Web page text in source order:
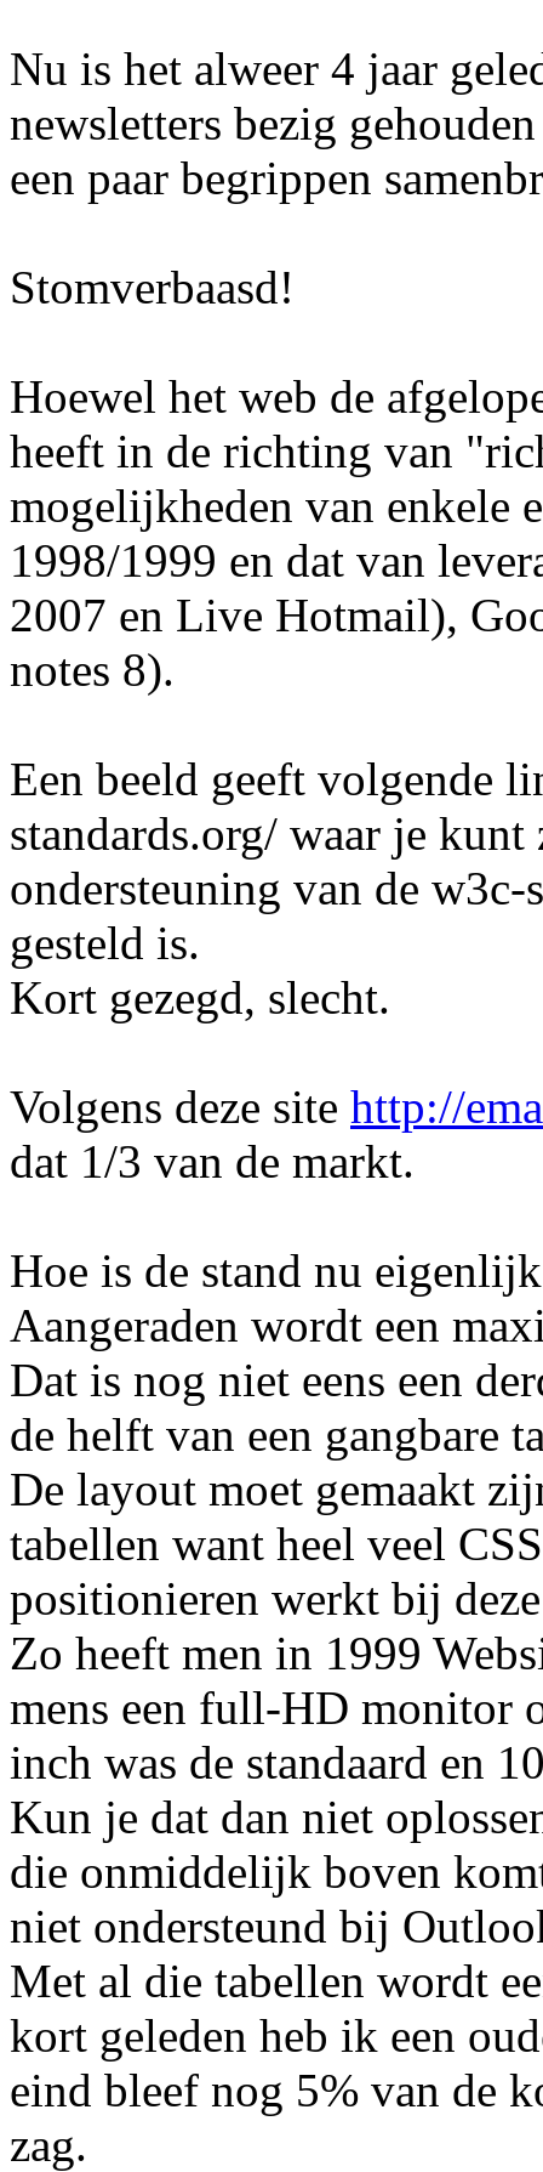
Nu is het alweer 4 jaar
newsletters bezig
een paar begrippen
Stomverbaasd!
Hoewel het web de
heeft in de richting van
mogelijkheden van enkele
1998/1999 en dat van
2007 en Live Hotmail),
notes 8).
Een beeld geeft volgende
standards.org/ waar je kunt
ondersteuning van de
gesteld is.
Kort gezegd, slecht.
Volgens deze site http://
dat 1/3 van de markt.
Hoe is de stand nu
Aangeraden wordt een
Dat is nog niet eens een
de helft van een gangbare
De layout moet gemaakt
tabellen want heel veel
positionieren werkt bij
Zo heeft men in 1999
mens een full-HD monitor
inch was de standaard en
Kun je dat dan niet
die onmiddelijk boven
niet ondersteund bij
Met al die tabellen wordt
kort geleden heb ik een
eind bleef nog 5% van de
zag.